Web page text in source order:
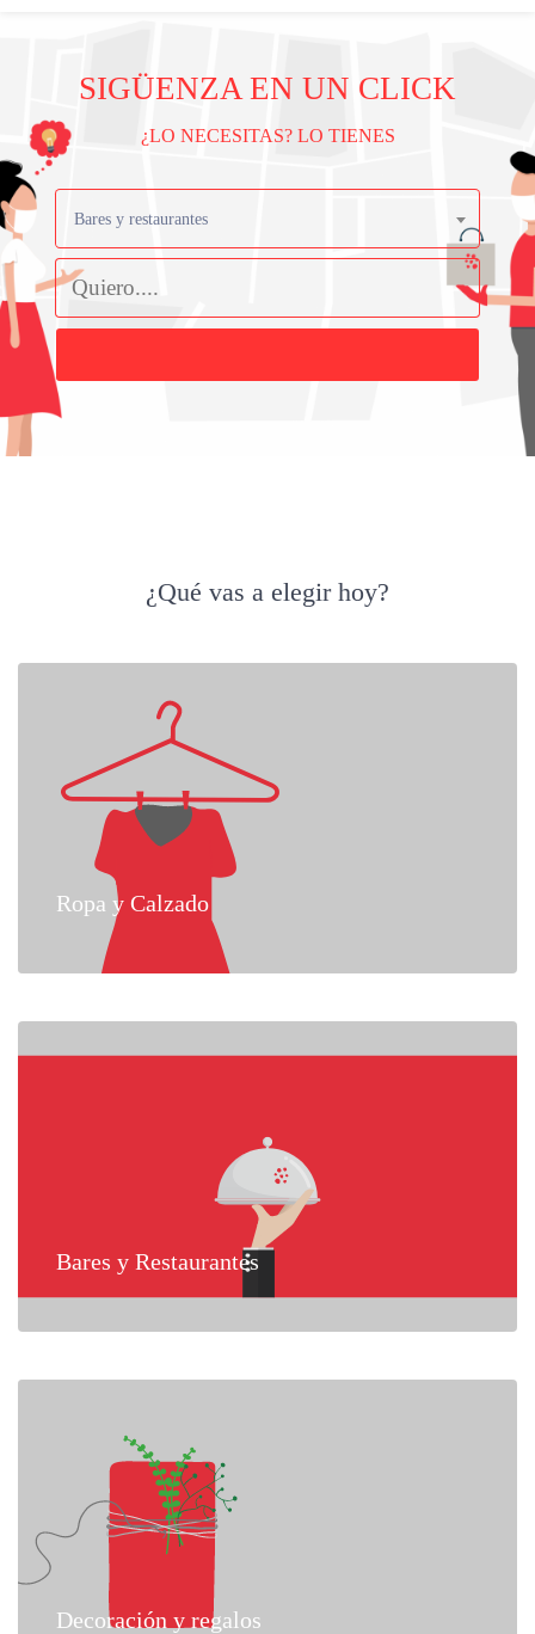
SIGÜENZA EN UN CLICK
¿LO NECESITAS? LO TIENES
Bares y restaurantes
¿Qué vas a elegir hoy?
Ropa y Calzado
Bares y Restaurantes
Decoración y regalos